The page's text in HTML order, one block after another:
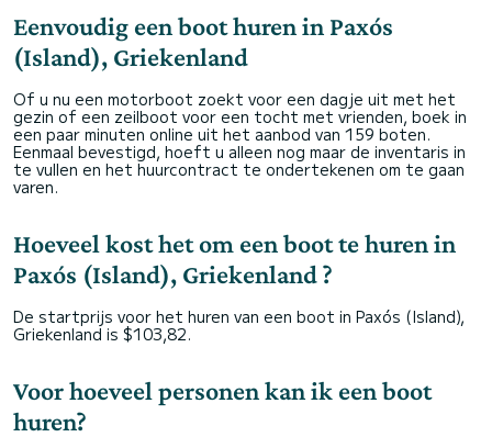
Eenvoudig een boot huren in Paxós
(Island), Griekenland
Of u nu een motorboot zoekt voor een dagje uit met het
gezin of een zeilboot voor een tocht met vrienden, boek in
een paar minuten online uit het aanbod van 159 boten.
Eenmaal bevestigd, hoeft u alleen nog maar de inventaris in
te vullen en het huurcontract te ondertekenen om te gaan
varen.
Hoeveel kost het om een boot te huren in
Paxós (Island), Griekenland ?
De startprijs voor het huren van een boot in Paxós (Island),
Griekenland is $103,82.
Voor hoeveel personen kan ik een boot
huren?